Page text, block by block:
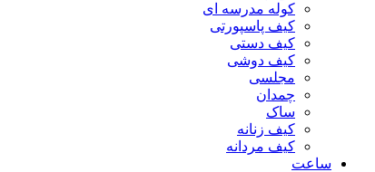
کوله مدرسه ای
کیف پاسپورتی
کیف دستی
کیف دوشی
مجلسی
چمدان
ساک
کیف زنانه
کیف مردانه
ساعت